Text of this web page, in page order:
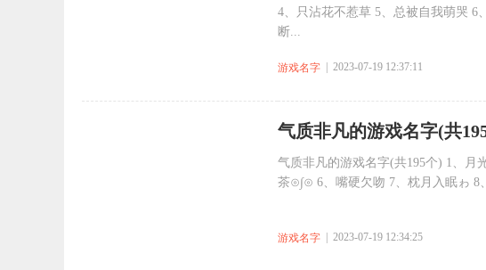
4、只沾花不惹草 5、总被自我萌哭 6
断...
游戏名字 | 2023-07-19 12:37:11
气质非凡的游戏名字(共
气质非凡的游戏名字(共195个) 1、月
茶⊙∫⊙ 6、嘴硬欠吻 7、枕月入眠ゎ 8
游戏名字 | 2023-07-19 12:34:25